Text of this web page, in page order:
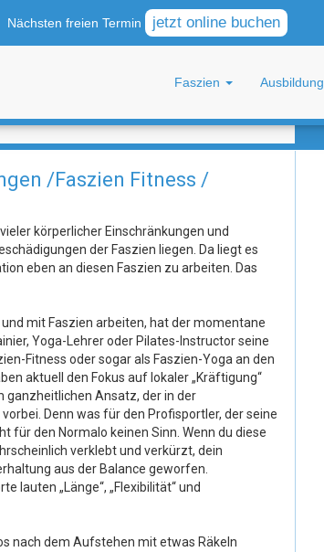
Nächsten freien Termin jetzt online buchen
Faszien Ausbildung
/Faszien Fitness /
körperlicher Einschränkungen und
der Faszien liegen. Da liegt es
eben an diesen Faszien zu arbeiten. Das
mit Faszien arbeiten, hat der momentane
Yoga-Lehrer oder Pilates-Instructor seine
Fitness oder sogar als Faszien-Yoga an den
aktuell den Fokus auf lokaler „Kräftigung“
ganzheitlichen Ansatz, der in der
Denn was für den Profisportler, der seine
für den Normalo keinen Sinn. Wenn du diese
verklebt und verkürzt, dein
aus der Balance geworfen.
lauten „Länge“, „Flexibilität“ und
nach dem Aufstehen mit etwas Räkeln